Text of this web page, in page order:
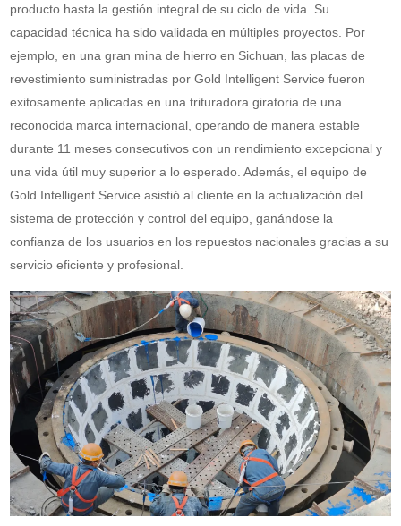
producto hasta la gestión integral de su ciclo de vida. Su
capacidad técnica ha sido validada en múltiples proyectos. Por
ejemplo, en una gran mina de hierro en Sichuan, las placas de
revestimiento suministradas por Gold Intelligent Service fueron
exitosamente aplicadas en una trituradora giratoria de una
reconocida marca internacional, operando de manera estable
durante 11 meses consecutivos con un rendimiento excepcional y
una vida útil muy superior a lo esperado. Además, el equipo de
Gold Intelligent Service asistió al cliente en la actualización del
sistema de protección y control del equipo, ganándose la
confianza de los usuarios en los repuestos nacionales gracias a su
servicio eficiente y profesional.